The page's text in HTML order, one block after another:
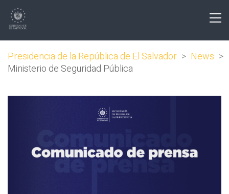
Presidencia de la República de El Salvador > News >
Ministerio de Seguridad Pública